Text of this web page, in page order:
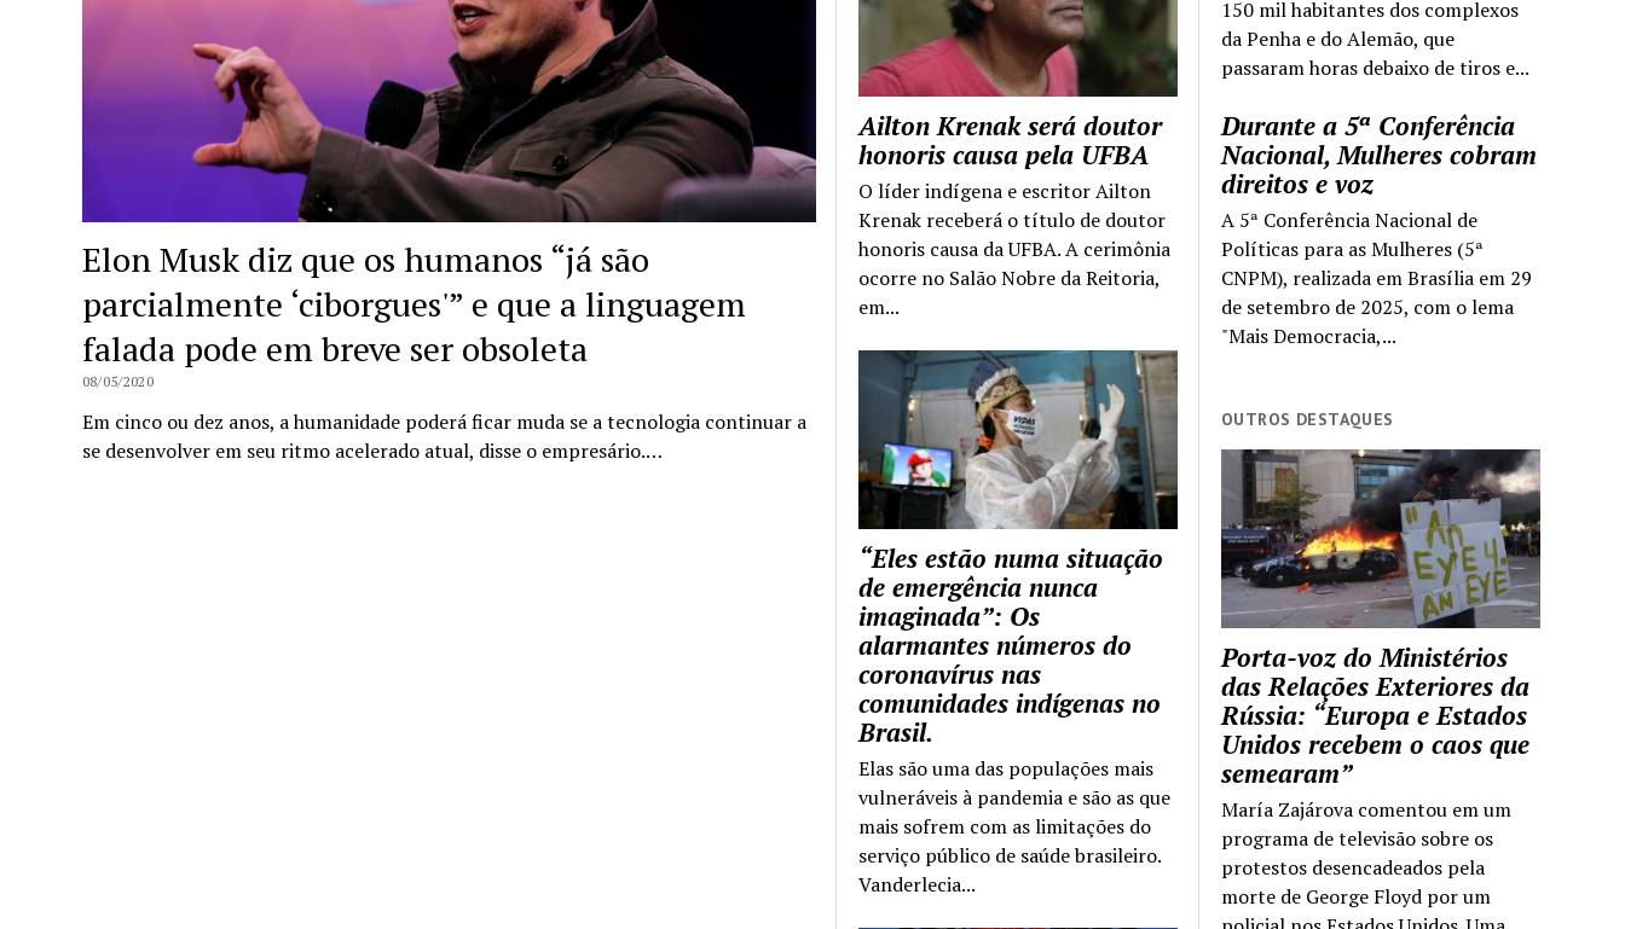
150 mil habitantes dos complexos
da Penha e do Alemão, que
passaram horas debaixo de tiros e...
Durante a 5ª Conferência
Nacional, Mulheres cobram
direitos e voz
A 5ª Conferência Nacional de
Políticas para as Mulheres (5ª
CNPM), realizada em Brasília em 29
de setembro de 2025, com o lema
"Mais Democracia,...
OUTROS DESTAQUES
Porta-voz do Ministérios
das Relações Exteriores da
Rússia: “Europa e Estados
Unidos recebem o caos que
semearam”
María Zajárova comentou em um
programa de televisão sobre os
protestos desencadeados pela
morte de George Floyd por um
Elon Musk diz que os humanos “já são
parcialmente ‘ciborgues'” e que a linguagem
falada pode em breve ser obsoleta
08/05/2020
Em cinco ou dez anos, a humanidade poderá ficar muda se a tecnologia continuar a
se desenvolver em seu ritmo acelerado atual, disse o empresário.…
Ailton Krenak será doutor
honoris causa pela UFBA
O líder indígena e escritor Ailton
Krenak receberá o título de doutor
honoris causa da UFBA. A cerimônia
ocorre no Salão Nobre da Reitoria,
em...
“Eles estão numa situação
de emergência nunca
imaginada”: Os
alarmantes números do
coronavírus nas
comunidades indígenas no
Brasil.
Elas são uma das populações mais
vulneráveis à pandemia e são as que
mais sofrem com as limitações do
serviço público de saúde brasileiro.
Vanderlecia...